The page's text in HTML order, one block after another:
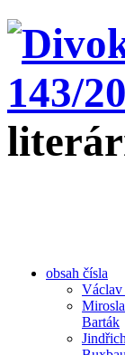
obsah čísla
Václav
Barták
Jindřich